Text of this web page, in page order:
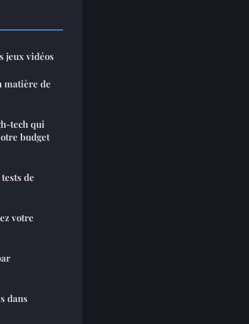
jeux vidéos
matière de
tech qui
budget
de
votre
dans